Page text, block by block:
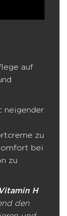
auf
neigender
zu
bei
zu
H
den